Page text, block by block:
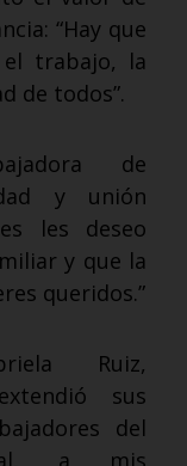
“Hay que
trabajo, la
de todos”.
de
y unión
les deseo
y que la
queridos.”
Ruiz,
sus
del
a mis